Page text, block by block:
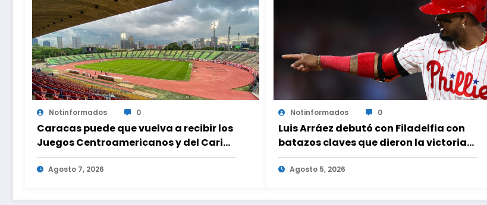
Notinformados 0
Caracas puede que vuelva a recibir los
Juegos Centroamericanos y del Caribe
tras mas de 70 años
Agosto 7, 2026
Notinformados 0
Luis Arráez debutó con Filadelfia con
batazos claves que dieron la victoria
ante Nacionales
Agosto 5, 2026